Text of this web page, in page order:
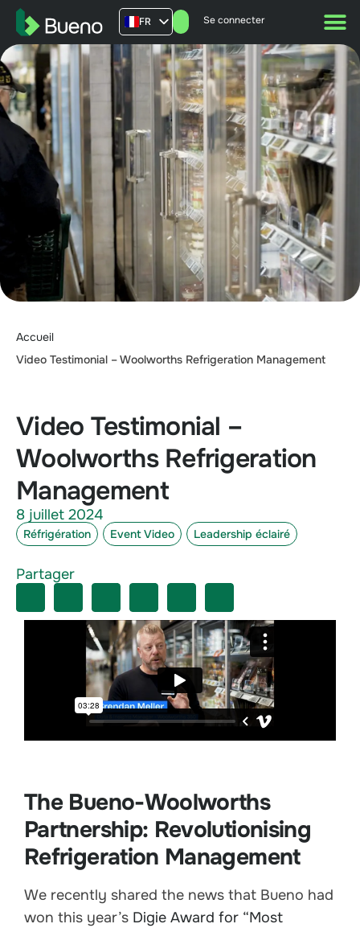
FR
AU
Se connecter
Accueil
Video Testimonial – Woolworths Refrigeration Management
Video Testimonial –
Woolworths Refrigeration
Management
The Bueno-Woolworths
Partnership: Revolutionising
Refrigeration Management
We recently shared the news that Bueno had
won this year’s Digie Award for “Most
8 juillet 2024
Réfrigération Event Video Leadership éclairé
Partager